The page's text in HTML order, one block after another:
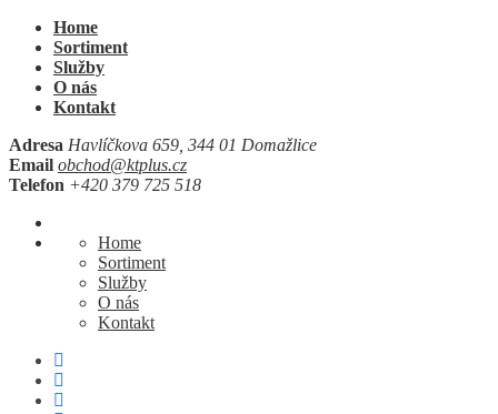
Home
Sortiment
Služby
O nás
Kontakt
Adresa Havlíčkova 659, 344 01 Domažlice
Email obchod@ktplus.cz
Telefon +420 379 725 518
Home
Sortiment
Služby
O nás
Kontakt